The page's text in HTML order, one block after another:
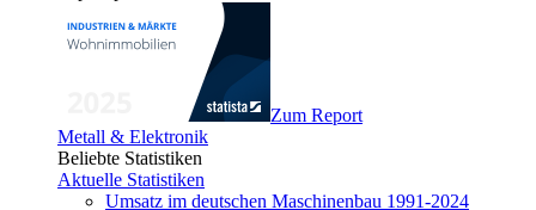
Zum Report
Metall & Elektronik
Beliebte Statistiken
Aktuelle Statistiken
Umsatz im deutschen Maschinenbau 1991-2024